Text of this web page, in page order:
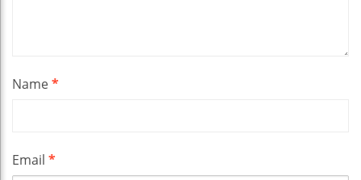
Name*
Email *